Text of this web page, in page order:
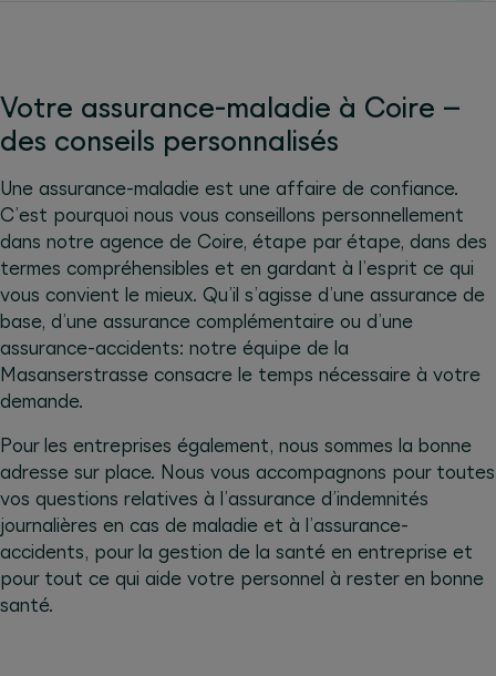
Votre assurance-maladie à Coire –
des conseils personnalisés
Une assurance-maladie est une affaire de confiance.
C’est pourquoi nous vous conseillons personnellement
dans notre agence de Coire, étape par étape, dans des
termes compréhensibles et en gardant à l’esprit ce qui
vous convient le mieux. Qu’il s’agisse d’une assurance de
base, d’une assurance complémentaire ou d’une
assurance-accidents: notre équipe de la
Masanserstrasse consacre le temps nécessaire à votre
demande.
Pour les entreprises également, nous sommes la bonne
adresse sur place. Nous vous accompagnons pour toutes
vos questions relatives à l’assurance d’indemnités
journalières en cas de maladie et à l’assurance-
accidents, pour la gestion de la santé en entreprise et
pour tout ce qui aide votre personnel à rester en bonne
santé.